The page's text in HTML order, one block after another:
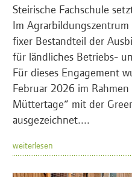
Steirische Fachschule
Im
fixer Bestandteil der
für ländliches Betriebs-
Für dieses Engagement
Februar 2026 im
Müttertage“ mit der
ausgezeichnet....
weiterlesen